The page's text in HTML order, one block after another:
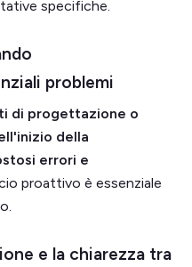
specifiche.
problemi
di progettazione o
della
errori e
proattivo è essenziale
e la chiarezza tra